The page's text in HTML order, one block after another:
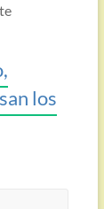
los